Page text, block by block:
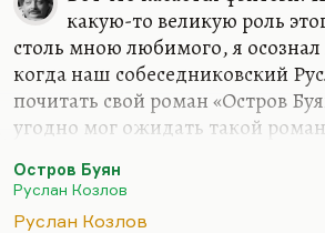
какую-то великую роль
столь мною любимого, я осознал
когда наш собеседниковский
почитать свой роман «Остров
угодно мог ожидать такой
редактировал «Смену»
первой публикации о
Остров Буян
Руслан Козлов
Руслан Козлов